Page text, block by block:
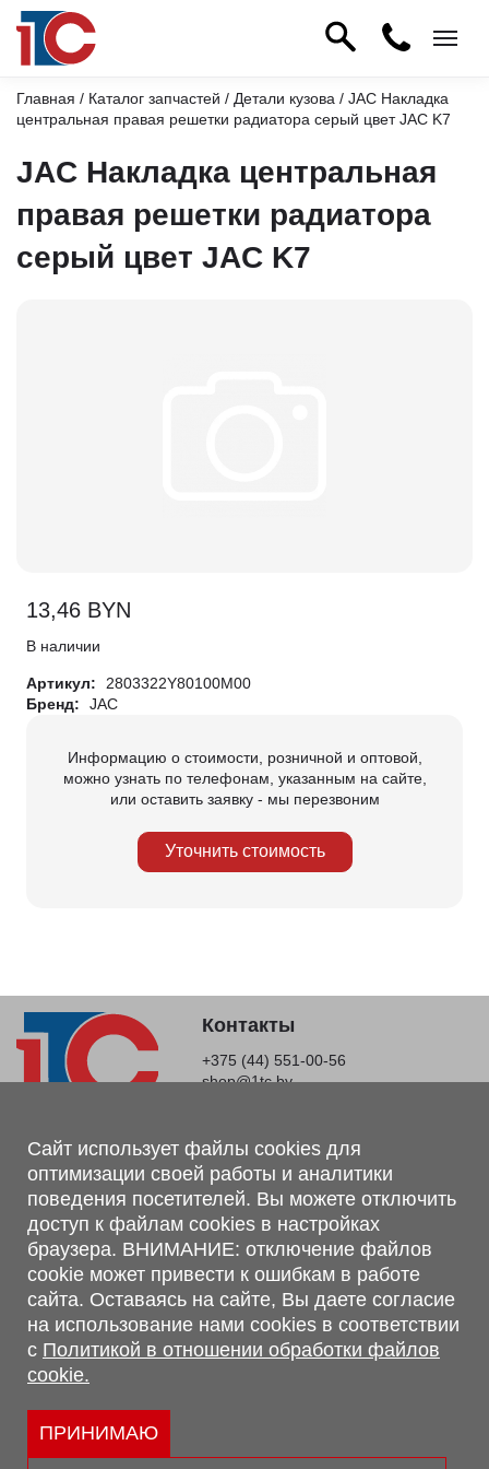
Главная / Каталог запчастей / Детали кузова / JAC Накладка
центральная правая решетки радиатора серый цвет JAC K7
JAC Накладка центральная
правая решетки радиатора
серый цвет JAC K7
13,46 BYN
В наличии
Артикул:
2803322Y80100M00
Бренд:
JAC
Информацию о стоимости, розничной и оптовой,
можно узнать по телефонам, указанным на сайте,
или оставить заявку - мы перезвоним
Уточнить стоимость
Контакты
+375 (44) 551-00-56
shop@1tc.by
Магазин, склад
г. Минск, Минский р-н, п. Привольный, ул. Мира, 20А,
223062
г. Брест, ул. Лейтенанта Рябцева, 108 В, 224701
Обращаем Ваше внимание, что вся предоставленная на сайте
информация, касающаяся комплектаций, технических
характеристик, цветовых сочетаний, а также стоимости и
сервисного обслуживания носит информационный характер и
не является публичной офертой, определяемой п.2 ст.407
Гражданского кодекса Республики Беларусь.
Политика обработки персональных данных
Политикой в отношении обработки файлов cookie.
Сайт использует файлы cookies для
оптимизации своей работы и аналитики
поведения посетителей. Вы можете отключить
доступ к файлам cookies в настройках
браузера. ВНИМАНИЕ: отключение файлов
cookie может привести к ошибкам в работе
сайта. Оставаясь на сайте, Вы даете согласие
на использование нами cookies в соответствии
с Политикой в отношении обработки файлов
cookie.
ПРИНИМАЮ